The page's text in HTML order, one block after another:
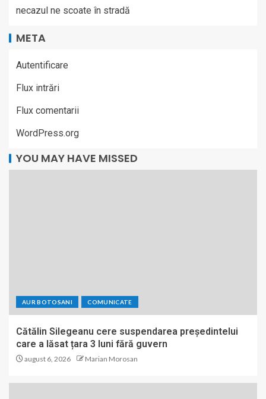
necazul ne scoate în stradă
META
Autentificare
Flux intrări
Flux comentarii
WordPress.org
YOU MAY HAVE MISSED
AUR BOTOSANI COMUNICATE
Cătălin Silegeanu cere suspendarea președintelui
care a lăsat țara 3 luni fără guvern
august 6, 2026 Marian Morosan